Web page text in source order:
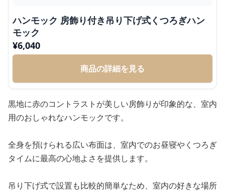
ハンモック 房飾り付き吊り下げ式くつろぎハン
モック
¥6,040
商品の詳細を見る
黒地に赤のコントラストが美しい房飾りが印象的な、室内
用のおしゃれなハンモックです。
全身を預けられる広い布面は、室内でのお昼寝やくつろぎ
タイムに最高の心地よさを提供します。
吊り下げ式で設置も比較的簡単なため、室内の好きな場所